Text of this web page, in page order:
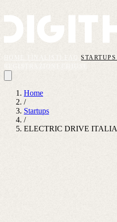
FAQSTARTUPS
Home
/
Startups
/
ELECTRIC DRIVE ITALIA